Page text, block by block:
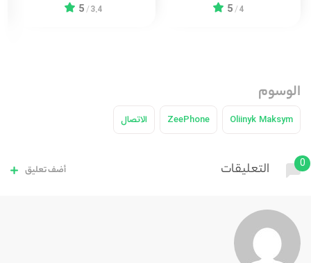
4
/
5
3.4
/
5
الوسوم
Oliinyk Maksym
ZeePhone الاتصال
0 التعليقات أضف تعليق